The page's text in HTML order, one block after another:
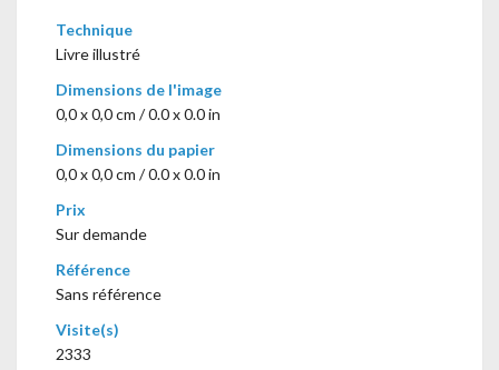
Technique
Livre illustré
Dimensions de l'image
0,0 x 0,0 cm / 0.0 x 0.0 in
Dimensions du papier
0,0 x 0,0 cm / 0.0 x 0.0 in
Prix
Sur demande
Référence
Sans référence
Visite(s)
2333